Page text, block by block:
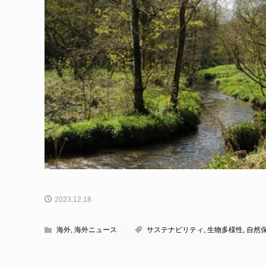
2023.12.18
海外, 海外ニュース サステナビリティ 生物多様性, 自然